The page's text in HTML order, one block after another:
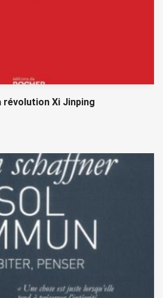
révolution Xi Jinping